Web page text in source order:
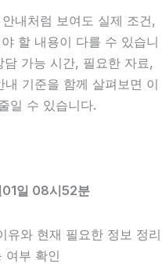
내처럼 보여도 실제 조건,
할 내용이 다를 수 있습니
가능 시간, 필요한 자료,
기준을 함께 살펴보면 이
일 수 있습니다.
일 08시52분
유와 현재 필요한 정보 정리
여부 확인